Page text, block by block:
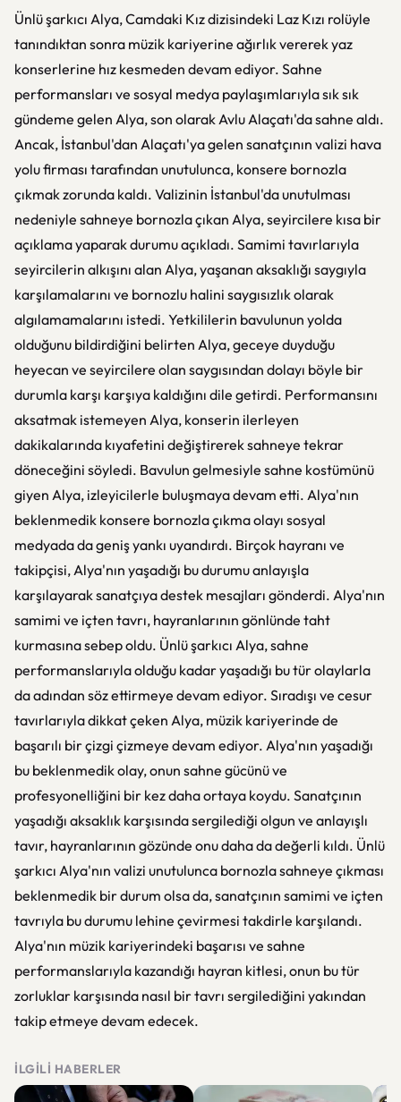
Ünlü şarkıcı Alya, Camdaki Kız dizisindeki Laz Kızı rolüyle
tanındıktan sonra müzik kariyerine ağırlık vererek yaz
konserlerine hız kesmeden devam ediyor. Sahne
performansları ve sosyal medya paylaşımlarıyla sık sık
gündeme gelen Alya, son olarak Avlu Alaçatı'da sahne aldı.
Ancak, İstanbul'dan Alaçatı'ya gelen sanatçının valizi hava
yolu firması tarafından unutulunca, konsere bornozla
çıkmak zorunda kaldı. Valizinin İstanbul'da unutulması
nedeniyle sahneye bornozla çıkan Alya, seyircilere kısa bir
açıklama yaparak durumu açıkladı. Samimi tavırlarıyla
seyircilerin alkışını alan Alya, yaşanan aksaklığı saygıyla
karşılamalarını ve bornozlu halini saygısızlık olarak
algılamamalarını istedi. Yetkililerin bavulunun yolda
olduğunu bildirdiğini belirten Alya, geceye duyduğu
heyecan ve seyircilere olan saygısından dolayı böyle bir
durumla karşı karşıya kaldığını dile getirdi. Performansını
aksatmak istemeyen Alya, konserin ilerleyen
dakikalarında kıyafetini değiştirerek sahneye tekrar
döneceğini söyledi. Bavulun gelmesiyle sahne kostümünü
giyen Alya, izleyicilerle buluşmaya devam etti. Alya'nın
beklenmedik konsere bornozla çıkma olayı sosyal
medyada da geniş yankı uyandırdı. Birçok hayranı ve
takipçisi, Alya'nın yaşadığı bu durumu anlayışla
karşılayarak sanatçıya destek mesajları gönderdi. Alya'nın
samimi ve içten tavrı, hayranlarının gönlünde taht
kurmasına sebep oldu. Ünlü şarkıcı Alya, sahne
performanslarıyla olduğu kadar yaşadığı bu tür olaylarla
da adından söz ettirmeye devam ediyor. Sıradışı ve cesur
tavırlarıyla dikkat çeken Alya, müzik kariyerinde de
başarılı bir çizgi çizmeye devam ediyor. Alya'nın yaşadığı
bu beklenmedik olay, onun sahne gücünü ve
profesyonelliğini bir kez daha ortaya koydu. Sanatçının
yaşadığı aksaklık karşısında sergilediği olgun ve anlayışlı
tavır, hayranlarının gözünde onu daha da değerli kıldı. Ünlü
şarkıcı Alya'nın valizi unutulunca bornozla sahneye çıkması
beklenmedik bir durum olsa da, sanatçının samimi ve içten
tavrıyla bu durumu lehine çevirmesi takdirle karşılandı.
Alya'nın müzik kariyerindeki başarısı ve sahne
performanslarıyla kazandığı hayran kitlesi, onun bu tür
zorluklar karşısında nasıl bir tavrı sergilediğini yakından
takip etmeye devam edecek.
İLGILI HABERLER